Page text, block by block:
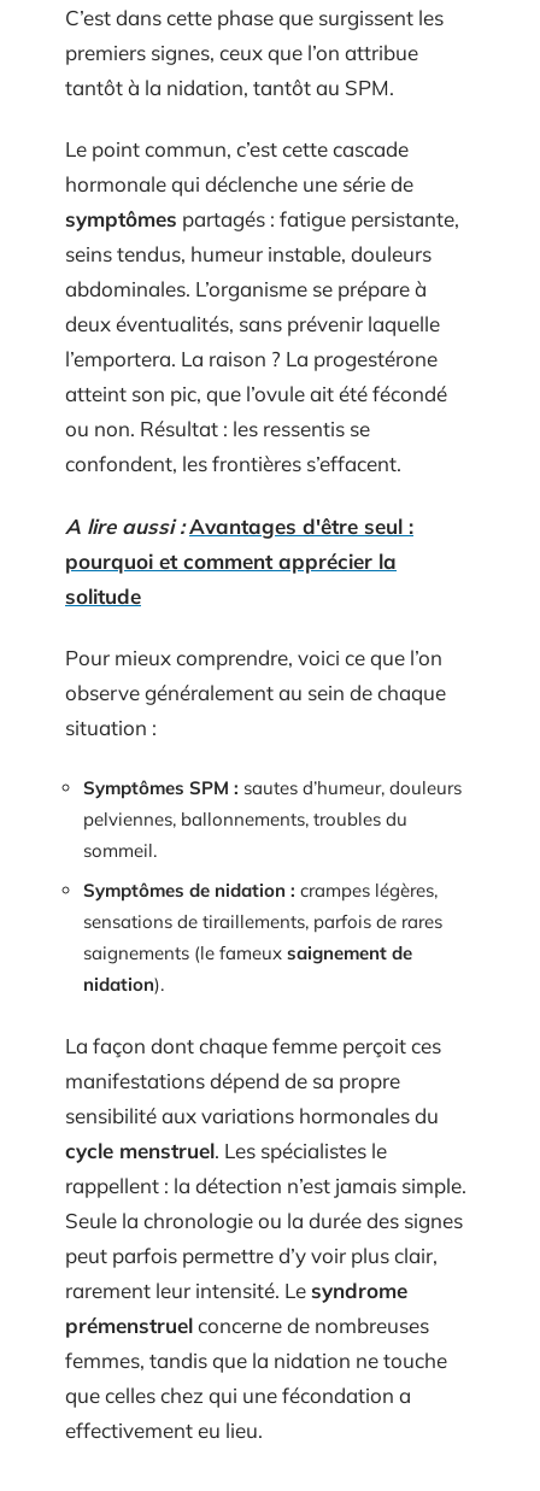
C’est dans cette phase que surgissent les
premiers signes, ceux que l’on attribue
tantôt à la nidation, tantôt au SPM.
Le point commun, c’est cette cascade
hormonale qui déclenche une série de
symptômes partagés : fatigue persistante,
seins tendus, humeur instable, douleurs
abdominales. L’organisme se prépare à
deux éventualités, sans prévenir laquelle
l’emportera. La raison ? La progestérone
atteint son pic, que l’ovule ait été fécondé
ou non. Résultat : les ressentis se
confondent, les frontières s’effacent.
A lire aussi :Avantages d'être seul :
pourquoi et comment apprécier la
solitude
Pour mieux comprendre, voici ce que l’on
observe généralement au sein de chaque
situation :
Symptômes SPM : sautes d’humeur, douleurs
pelviennes, ballonnements, troubles du
sommeil.
Symptômes de nidation : crampes légères,
sensations de tiraillements, parfois de rares
saignements (le fameux saignement de
nidation).
La façon dont chaque femme perçoit ces
manifestations dépend de sa propre
sensibilité aux variations hormonales du
cycle menstruel. Les spécialistes le
rappellent : la détection n’est jamais simple.
Seule la chronologie ou la durée des signes
peut parfois permettre d’y voir plus clair,
rarement leur intensité. Lesyndrome
prémenstruelconcerne de nombreuses
femmes, tandis que la nidation ne touche
que celles chez qui une fécondation a
effectivement eu lieu.